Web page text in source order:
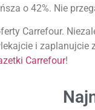
o 42%. Nie
Carrefour.
i zaplanujcie
Carrefour!